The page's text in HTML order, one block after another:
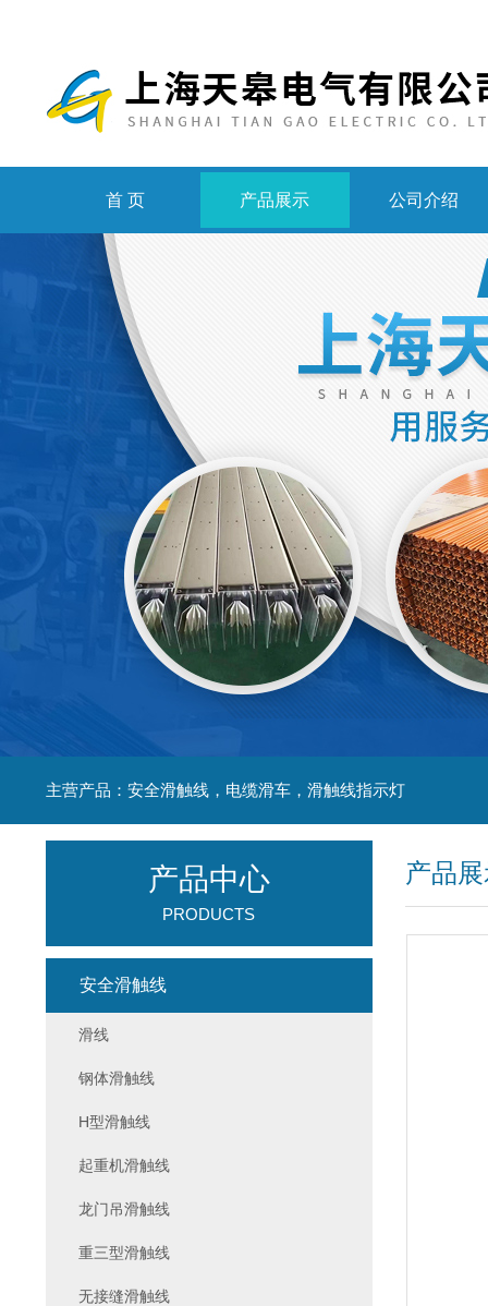
首 页 产品展示 公司介绍
主营产品：安全滑触线，电缆滑车，滑触线指示灯
产品
产品中心
PRODUCTS
安全滑触线
滑线
钢体滑触线
H型滑触线
起重机滑触线
龙门吊滑触线
重三型滑触线
无接缝滑触线